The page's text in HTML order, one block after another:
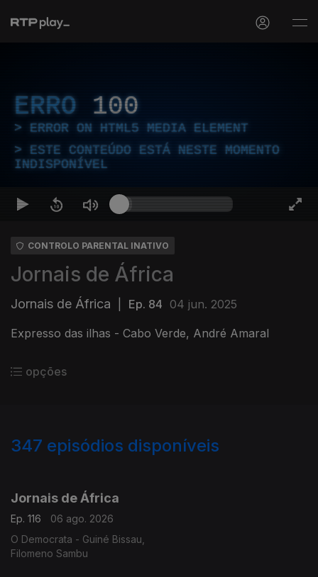
ERRO 100
ERROR ON HTML5 MEDIA ELEMENT
ESTE CONTEÚDO ESTÁ NESTE MOMENTO
INDISPONÍVEL
CONTROLO PARENTAL INATIVO
Jornais de África
Jornais de África Ep. 84 04 jun. 2025
Expresso das ilhas - Cabo Verde, André Amaral
opções
347 episódios disponíveis
Jornais de África
Ep. 116
06 ago. 2026
O Democrata - Guiné Bissau,
Filomeno Sambu